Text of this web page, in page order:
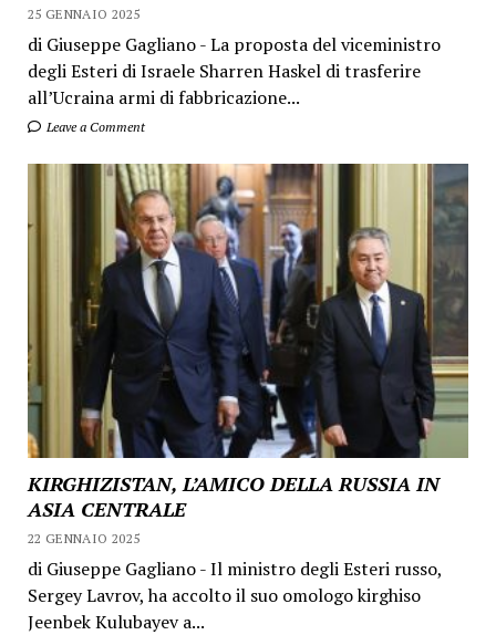
25 GENNAIO 2025
di Giuseppe Gagliano - La proposta del viceministro
degli Esteri di Israele Sharren Haskel di trasferire
all’Ucraina armi di fabbricazione...
Leave a Comment
KIRGHIZISTAN, L’AMICO DELLA RUSSIA IN
ASIA CENTRALE
22 GENNAIO 2025
di Giuseppe Gagliano - Il ministro degli Esteri russo,
Sergey Lavrov, ha accolto il suo omologo kirghiso
Jeenbek Kulubayev a...